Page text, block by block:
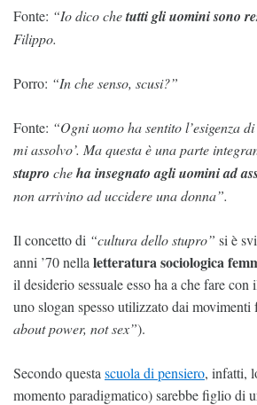
Fonte: “Io dico chetutti gli uomini sono
Filippo.
Porro: “In che senso, scusi?”
Fonte: “Ogni uomo ha sentito l’esigenza
mi assolvo’. Ma questa è una parte
stupro cheha insegnato agli uomini ad
non arrivino ad uccidere una donna”.
Il concetto di “cultura dello stupro” si è
anni ’70 nella letteratura sociologica
il desiderio sessuale esso ha a che fare con
uno slogan spesso utilizzato dai movimenti
about power, not sex”).
Secondo questa scuola di pensiero, infatti,
momento paradigmatico) sarebbe figlio di